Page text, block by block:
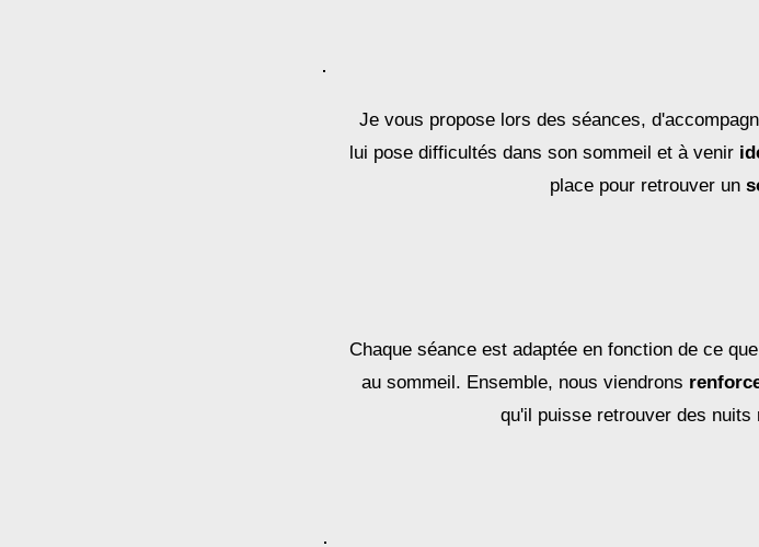
Je vous propose lors des séances,
lui pose difficultés dans son sommeil et à venir
place pour retrouver un
Chaque séance est adaptée en fonction de ce que
au sommeil. Ensemble, nous viendrons
qu'il puisse retrouver des nuits